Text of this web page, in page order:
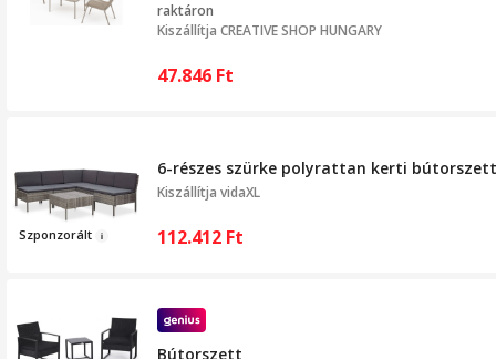
raktáron
Kiszállítja CREATIVE SHOP HUNGARY
47.846 Ft
Szponzorált
6-részes szürke polyrattan kerti
Kiszállítja vidaXL
112.412 Ft
Bútorszett